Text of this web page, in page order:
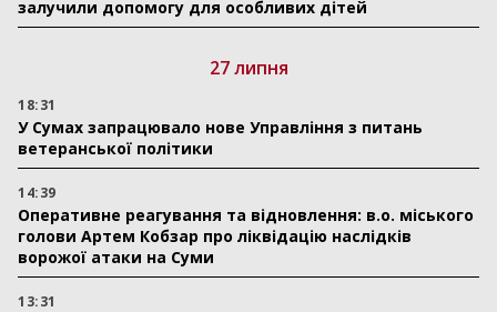
залучили допомогу для особливих дітей
27 липня
18:31
У Сумах запрацювало нове Управління з питань
ветеранської політики
14:39
Оперативне реагування та відновлення: в.о. міського
голови Артем Кобзар про ліквідацію наслідків
ворожої атаки на Суми
13:31